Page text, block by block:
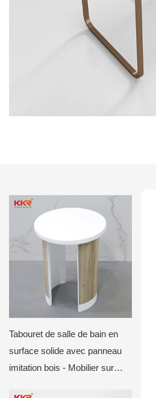
Tabouret de salle de bain en
surface solide avec panneau
imitation bois - Mobilier sur